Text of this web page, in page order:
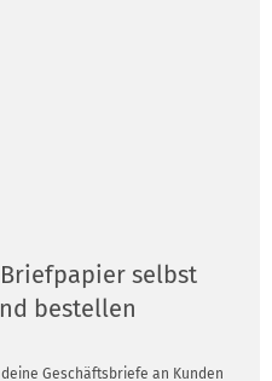
selbst
bestellen
Geschäftsbriefe an Kunden